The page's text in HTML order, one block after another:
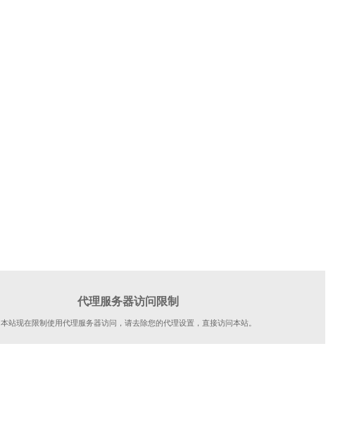
代理服务器访问限制
本站现在限制使用代理服务器访问，请去除您的代理设置，直接访问本站。